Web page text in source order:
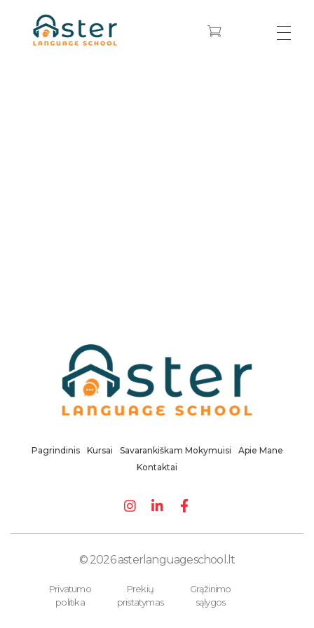
Pagrindinis Kursai Savarankiškam Mokymuisi
Apie Mane
Kontaktai
© 2026 asterlanguageschool.lt
Privatumo
politika
Prekių
pristatymas
Grąžinimo
sąlygos